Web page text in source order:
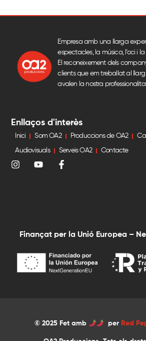
Empresa amb una llarga
espectacles, la música, l’oci i
El reconeixement dels
clients que em treballat al
avalen la nostra
Enllaços d'interès
Inici Som OA2 Produccions de OA2
Audiovisuals Serveis OA2 Contacte
Finançat per la Unió Europea –
© 2025 Fet amb per Red